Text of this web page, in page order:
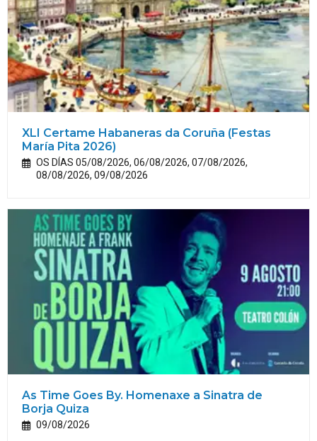
XLI Certame Habaneras da Coruña (Festas
María Pita 2026)
OS DÍAS 05/08/2026, 06/08/2026, 07/08/2026,
08/08/2026, 09/08/2026
As Time Goes By. Homenaxe a Sinatra de
Borja Quiza
09/08/2026